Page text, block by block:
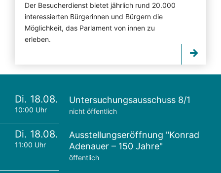
Der Besucherdienst bietet jährlich rund 20.000
interessierten Bürgerinnen und Bürgern die
Möglichkeit, das Parlament von innen zu
erleben.
Di. 18.08.
10:00 Uhr
Untersuchungsausschuss 8/1
nicht öffentlich
Di. 18.08.
11:00 Uhr
Ausstellungseröffnung "Konrad
Adenauer – 150 Jahre"
öffentlich